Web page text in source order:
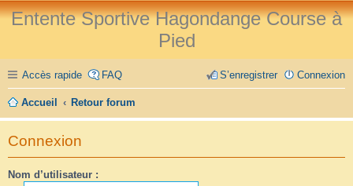
Entente Sportive Hagondange Course à
Pied
Accès rapide FAQ Connexion
S’enregistrer
Accueil Retour forum
Connexion
Nom d’utilisateur :